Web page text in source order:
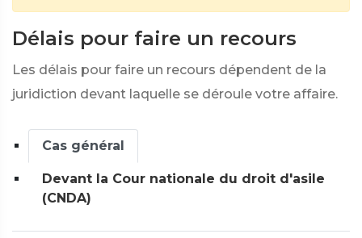
Délais pour faire un recours
Les délais pour faire un recours dépendent de la
juridiction devant laquelle se déroule votre affaire.
Cas général
Devant la Cour nationale du droit d'asile
(CNDA)